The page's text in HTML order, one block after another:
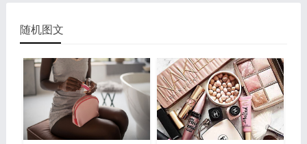
随机图文